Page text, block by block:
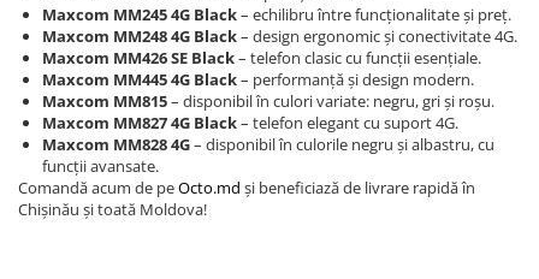
Maxcom MM245 4G Black– echilibru între funcționalitate și preț.
Maxcom MM248 4G Black– design ergonomic și conectivitate 4G.
Maxcom MM426 SE Black– telefon clasic cu funcții esențiale.
Maxcom MM445 4G Black– performanță și design modern.
Maxcom MM815– disponibil în culori variate: negru, gri și roșu.
Maxcom MM827 4G Black– telefon elegant cu suport 4G.
Maxcom MM828 4G– disponibil în culorile negru și albastru, cu
funcții avansate.
Comandă acum de peOcto.md și beneficiază de livrare rapidă în
Chișinău și toată Moldova!